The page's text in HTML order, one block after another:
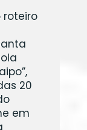
roteiro
20
em